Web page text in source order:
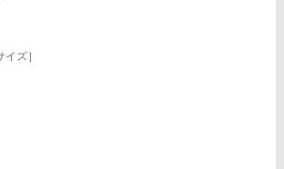
ズ］